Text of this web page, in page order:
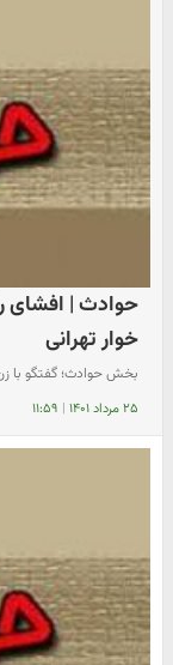
حوادث | افشای
خوار تهرانی
بخش حوادث؛‌ گفتگو با
۲۵ مرداد ۱۴۰۱ | ۱۱:۵۹